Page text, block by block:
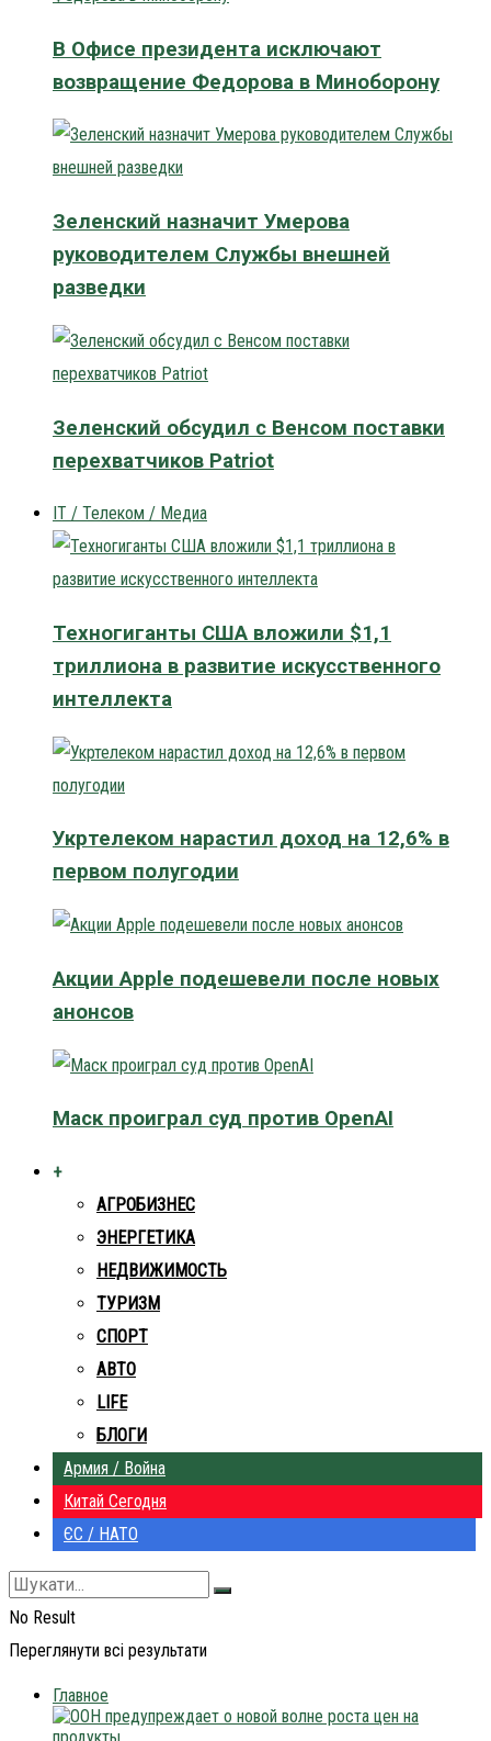
В Офисе президента исключают
возвращение Федорова в Миноборону
Зеленский назначит Умерова
руководителем Службы внешней
разведки
Зеленский обсудил с Венсом поставки
перехватчиков Patriot
IT / Телеком / Медиа
Техногиганты США вложили $1,1
триллиона в развитие искусственного
интеллекта
Укртелеком нарастил доход на 12,6% в
первом полугодии
Акции Apple подешевели после новых
анонсов
Маск проиграл суд против OpenAI
+
АГРОБИЗНЕС
ЭНЕРГЕТИКА
НЕДВИЖИМОСТЬ
ТУРИЗМ
СПОРТ
АВТО
LIFE
БЛОГИ
Армия / Война
Китай Сегодня
ЄС / НАТО
No Result
Переглянути всі результати
Главное